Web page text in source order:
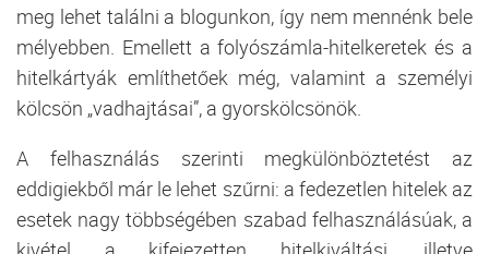
meg lehet találni a blogunkon, így nem mennénk bele
mélyebben. Emellett a folyószámla-hitelkeretek és a
hitelkártyák említhetőek még, valamint a személyi
kölcsön „vadhajtásai”, a gyorskölcsönök.
A felhasználás szerinti megkülönböztetést az
eddigiekből már le lehet szűrni: a fedezetlen hitelek az
esetek nagy többségében szabad felhasználásúak, a